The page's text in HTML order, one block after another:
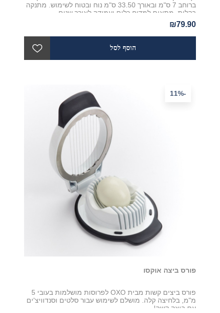
ברוחב 7 ס"מ ובאורך 33.50 ס"מ נוח ובטוח לשימוש. מתנקה
בקלות, מתאים למדיח כלים ועמידה לאורך שנים
₪79.90
-11%
פורס ביצה אוקסו
פורס ביצים קשות מבית OXO לפרוסות מושלמות בעובי 5
מ"מ, בלחיצה קלה. מושלם לשימוש עבור סלטים וסנדוויצ'ים
עם ביצה קשה!